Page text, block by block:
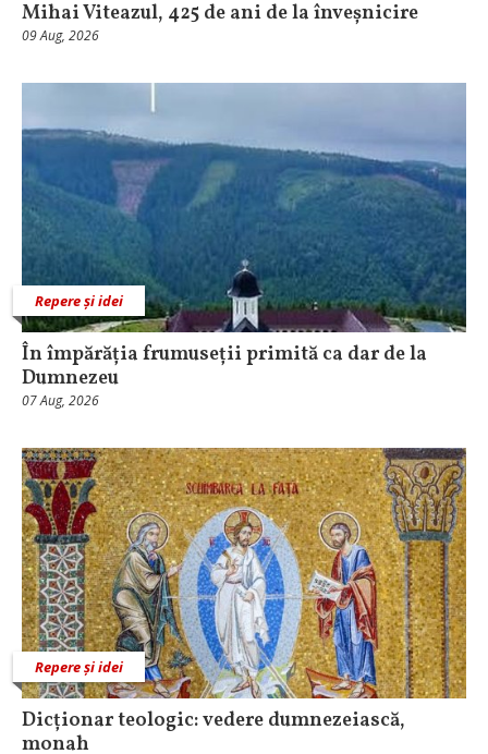
Mihai Viteazul, 425 de ani de la înveșnicire
09 Aug, 2026
Repere și idei
În împărăția frumuseții primită ca dar de la
Dumnezeu
07 Aug, 2026
Repere și idei
Dicționar teologic: vedere dumnezeiască,
monah